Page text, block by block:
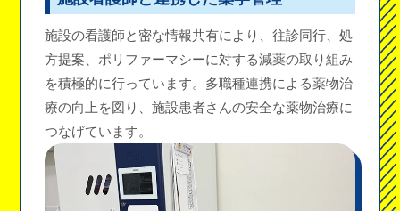
施設の看護師と密な情報共有により、往診同行、処
方提案、ポリファーマシーに対する減薬の取り組み
を積極的に行っています。多職種連携による薬物治
療の向上を図り、施設患者さんの安全な薬物治療に
つなげています。